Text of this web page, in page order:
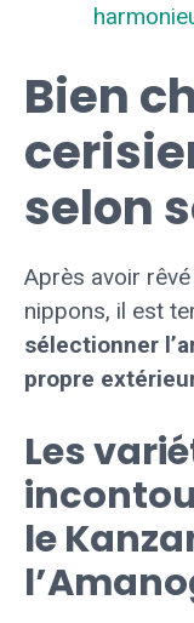
Bien
selon
Après avoir
nippons, il est
sélectionner
propre
Les
le